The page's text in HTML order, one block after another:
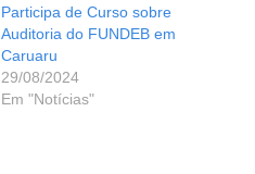
Participa de Curso sobre
Auditoria do FUNDEB em
Caruaru
29/08/2024
Em "Notícias"